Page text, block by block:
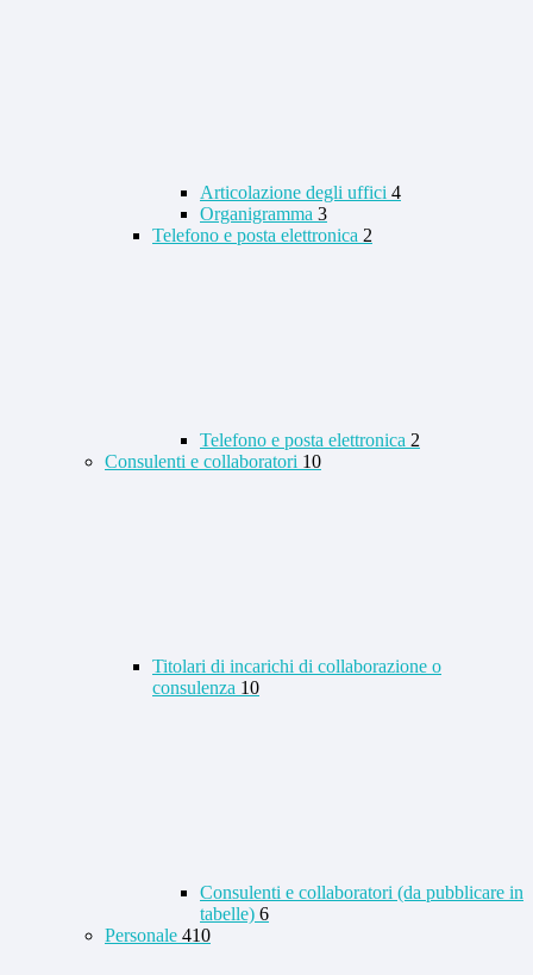
Articolazione degli uffici 4
Organigramma 3
Telefono e posta elettronica 2
Telefono e posta elettronica 2
Consulenti e collaboratori 10
Titolari di incarichi di collaborazione o
consulenza 10
Consulenti e collaboratori (da pubblicare in
tabelle) 6
Personale 410